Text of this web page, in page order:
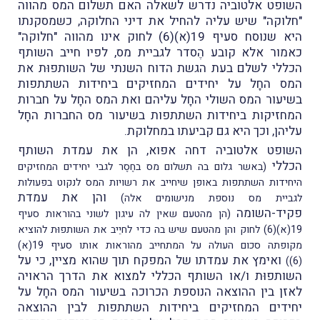
השופט אלטוביה נדרש לשאלה האם תשלום המס מהווה
"חלוקה" שיש עליה להחיל את דיני החלוקה, כשמסקנתו
היא שנוסח סעיף 19(א)(6) לחוק אינו מהווה "חלוקה"
כאמור אלא קובע הֶסדר לגביית מס, לפיו חייב השותף
הכללי לשלם בעת הגשת הדוח השנתי של השותפוּת את
המס החָל על יחידים המחזיקים ביחידות השתתפות
בשיעור המס השולי החָל עליהם ואת המס החָל על חברות
המחזיקות ביחידות השתתפות בשיעור מס החברות החָל
עליהן, וכך היא גם קביעתו במחלוקת.
השופט אלטוביה דחה אפוא, הן את עמדת השותף
הכללי (באשר גלום בה תשלום מס בחֶסֶר לגבי יחידים המחזיקים
היחידות השתתפות באופן שיחייב את רשויות המס לנקוט בפעולות
לגביית מס נוספת מנישומים אלה)
והן את עמדת
פקיד-השומה (הן מהטעם שאין לה עיגון לשוני בהוראות סעיף
19(א)(6) לחוק והן מהטעם שיש בה כדי לחיֵיב את השותפוּת להוציא
מקופתה סכום העולה על המתחייב מהוראות אותו סעיף 19(א)
(6))
ואימץ את עמדתו של המפקח תוך שהוא מציין, כי על
השותפוּת ו/או השותף הכללי למצוא את הדרך הראויה
לאזן בין ההוצאה הנוספת הכרוכה בשיעור המס החָל על
יחידים המחזיקים ביחידות השתתפות לבין ההוצאה